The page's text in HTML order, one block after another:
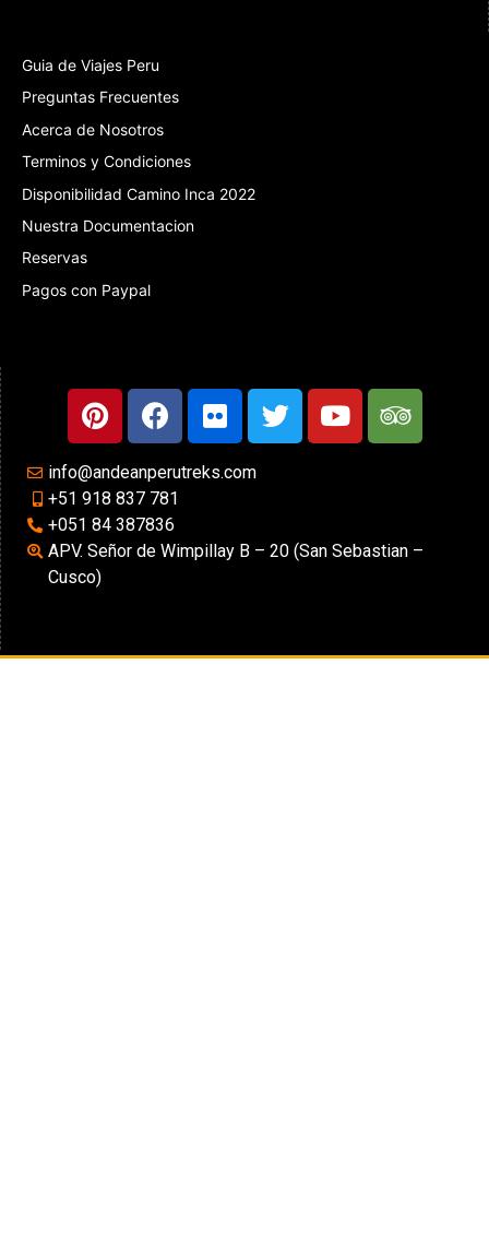
Guia de Viajes Peru
Preguntas Frecuentes
Acerca de Nosotros
Terminos y Condiciones
Disponibilidad Camino Inca 2022
Nuestra Documentacion
Reservas
Pagos con Paypal
info@andeanperutreks.com
+51 918 837 781
+051 84 387836
APV. Señor de Wimpillay B – 20 (San Sebastian –
Cusco)